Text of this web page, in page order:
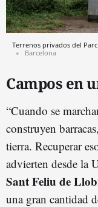
Terrenos privados del
Barcelona
Campos en
“Cuando se
construyen
tierra. Recuperar
advierten desde la
Sant Feliu de
una gran cantidad